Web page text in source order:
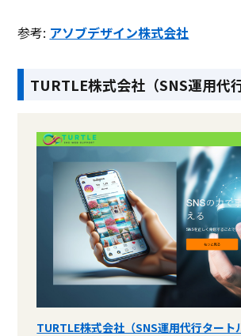
参考: アソブデザイン株式会社
TURTLE株式会社（SNS運用代
TURTLE株式会社（SNS運用代行タート